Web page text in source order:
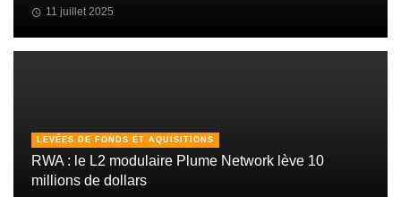
11 juillet 2025
LEVÉES DE FONDS ET AQUISITIONS
RWA : le L2 modulaire Plume Network lève 10
millions de dollars